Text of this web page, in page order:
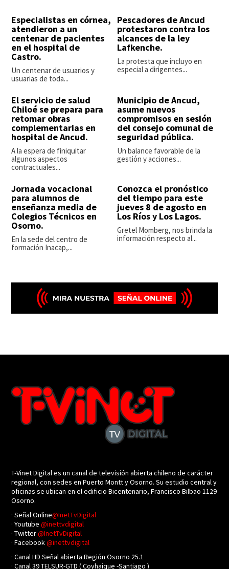
Especialistas en córnea,
atendieron a un
centenar de pacientes
en el hospital de
Castro.
Un centenar de usuarios y
usuarias de toda...
Pescadores de Ancud
protestaron contra los
alcances de la ley
Lafkenche.
La protesta que incluyo en
especial a dirigentes...
El servicio de salud
Chiloé se prepara para
retomar obras
complementarias en
hospital de Ancud.
A la espera de finiquitar
algunos aspectos
contractuales...
Municipio de Ancud,
asume nuevos
compromisos en sesión
del consejo comunal de
seguridad pública.
Un balance favorable de la
gestión y acciones...
Jornada vocacional
para alumnos de
enseñanza media de
Colegios Técnicos en
Osorno.
En la sede del centro de
formación Inacap,...
Conozca el pronóstico
del tiempo para este
jueves 8 de agosto en
Los Ríos y Los Lagos.
Gretel Momberg, nos brinda la
información respecto al...
T-Vinet Digital es un canal de televisión abierta chileno de carácter
regional, con sedes en Puerto Montt y Osorno. Su estudio central y
oficinas se ubican en el edificio Bicentenario, Francisco Bilbao 1129
Osorno.
· Señal Online@InetTvDigital
· Youtube@inettvdigital
· Twitter@InetTvDigital
· Facebook@inettvdigital
· Canal HD Señal abierta Región Osorno 25.1
· Canal 39 TELSUR-GTD ( Coyhaique -Santiago )